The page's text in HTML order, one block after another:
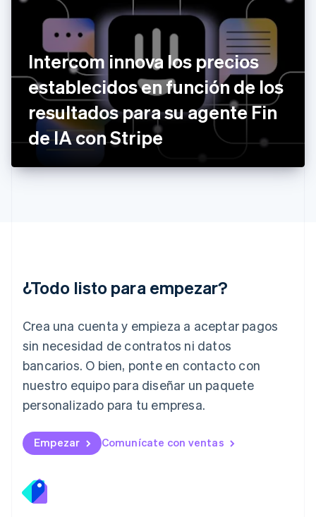
Intercom innova los precios
establecidos en función de los
resultados para su agente Fin
de IA con Stripe
¿Todo listo para empezar?
Crea una cuenta y empieza a aceptar pagos
sin necesidad de contratos ni datos
bancarios. O bien, ponte en contacto con
nuestro equipo para diseñar un paquete
personalizado para tu empresa.
Empezar Comunícate con ventas
English
Finlandia
English Svenska
Francia
FrançaisEnglish
Gibraltar
English
Grecia
English
Hungría
India
Letonia
English
Deutsch English
Lituania
English
Luxemburgo
FrançaisDeutsch English
English 简体中文
English
México
Noruega
English